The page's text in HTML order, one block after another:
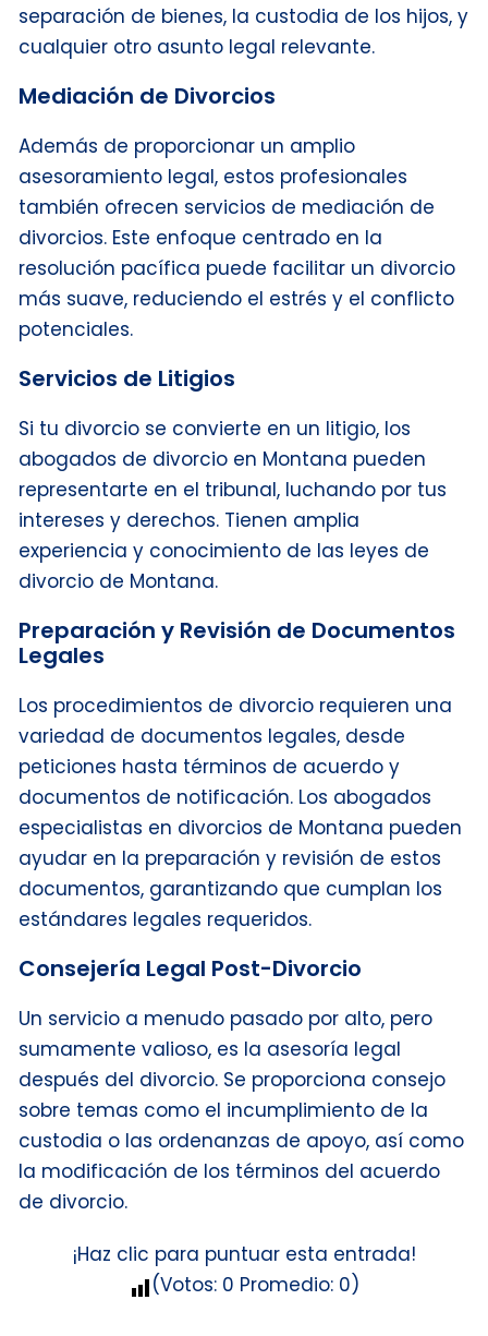
separación de bienes, la custodia de los hijos, y
cualquier otro asunto legal relevante.
Mediación de Divorcios
Además de proporcionar un amplio
asesoramiento legal, estos profesionales
también ofrecen servicios de mediación de
divorcios. Este enfoque centrado en la
resolución pacífica puede facilitar un divorcio
más suave, reduciendo el estrés y el conflicto
potenciales.
Servicios de Litigios
Si tu divorcio se convierte en un litigio, los
abogados de divorcio en Montana pueden
representarte en el tribunal, luchando por tus
intereses y derechos. Tienen amplia
experiencia y conocimiento de las leyes de
divorcio de Montana.
Preparación y Revisión de Documentos
Legales
Los procedimientos de divorcio requieren una
variedad de documentos legales, desde
peticiones hasta términos de acuerdo y
documentos de notificación. Los abogados
especialistas en divorcios de Montana pueden
ayudar en la preparación y revisión de estos
documentos, garantizando que cumplan los
estándares legales requeridos.
Consejería Legal Post-Divorcio
Un servicio a menudo pasado por alto, pero
sumamente valioso, es la asesoría legal
después del divorcio. Se proporciona consejo
sobre temas como el incumplimiento de la
custodia o las ordenanzas de apoyo, así como
la modificación de los términos del acuerdo
de divorcio.
¡Haz clic para puntuar esta entrada!
(Votos: 0 Promedio: 0)